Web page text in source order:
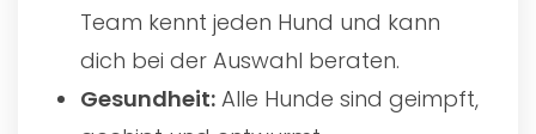
Team kennt jeden Hund und kann
dich bei der Auswahl beraten.
Gesundheit: Alle Hunde sind geimpft,